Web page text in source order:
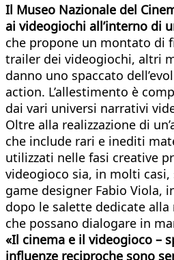
Il Museo Nazionale del
ai videogiochi all’interno di
che propone un montato di
trailer dei videogiochi, altri
danno uno spaccato
action. L’allestimento è
dai vari universi narrativi
Oltre alla realizzazione di
che include rari e inediti
utilizzati nelle fasi creative
videogioco sia, in molti casi,
game designer Fabio Viola,
dopo le salette dedicate
che possano dialogare in
«Il cinema e il videogioco –
influenze reciproche sono